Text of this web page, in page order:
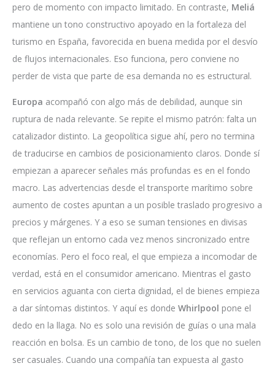
pero de momento con impacto limitado. En contraste, Meliá
mantiene un tono constructivo apoyado en la fortaleza del
turismo en España, favorecida en buena medida por el desvío
de flujos internacionales. Eso funciona, pero conviene no
perder de vista que parte de esa demanda no es estructural.
Europa acompañó con algo más de debilidad, aunque sin
ruptura de nada relevante. Se repite el mismo patrón: falta un
catalizador distinto. La geopolítica sigue ahí, pero no termina
de traducirse en cambios de posicionamiento claros. Donde sí
empiezan a aparecer señales más profundas es en el fondo
macro. Las advertencias desde el transporte marítimo sobre
aumento de costes apuntan a un posible traslado progresivo a
precios y márgenes. Y a eso se suman tensiones en divisas
que reflejan un entorno cada vez menos sincronizado entre
economías. Pero el foco real, el que empieza a incomodar de
verdad, está en el consumidor americano. Mientras el gasto
en servicios aguanta con cierta dignidad, el de bienes empieza
a dar síntomas distintos. Y aquí es donde Whirlpool pone el
dedo en la llaga. No es solo una revisión de guías o una mala
reacción en bolsa. Es un cambio de tono, de los que no suelen
ser casuales. Cuando una compañía tan expuesta al gasto